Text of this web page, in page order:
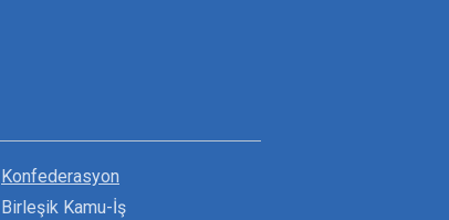
Konfederasyon
Birleşik Kamu-İş